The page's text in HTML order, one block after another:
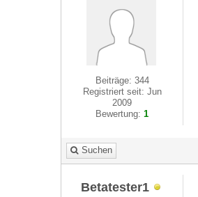
Beiträge: 344
Registriert seit: Jun
2009
Bewertung:1
Suchen
Betatester1